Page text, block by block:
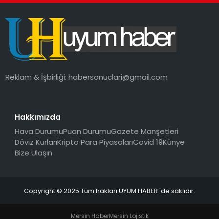
MAGAZIN
YAŞAM
Reklam & İşbirliği:habersonuclari@gmail.com
Hakkımızda
Hava DurumuPuan DurumuGazete Manşetleri
Döviz KurlarıKripto Para PiyasalarıCovid 19Künye
Bize Ulaşın
Copyright © 2025 Tüm hakları UYUM HABER 'de saklıdır.
Mersin HaberMersin Lojistik